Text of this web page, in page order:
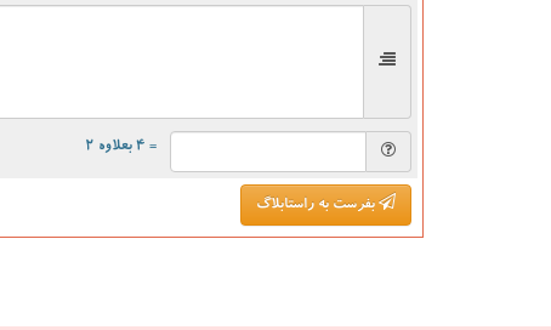
= ۴ بعلاوه ۲
بفرست به راستابلاگ